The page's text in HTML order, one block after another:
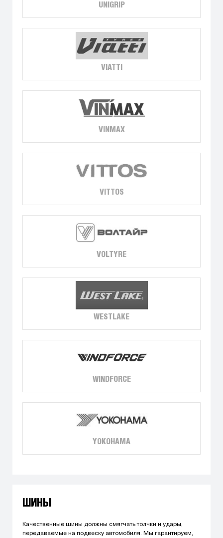
UNIGRIP
VIATTI
VINMAX
VITTOS
VOLTYRE
WESTLAKE
WINDFORCE
YOKOHAMA
ШИНЫ
Качественные шины должны смягчать толчки и удары,
передаваемые на подвеску автомобиля. Мы гарантируем,